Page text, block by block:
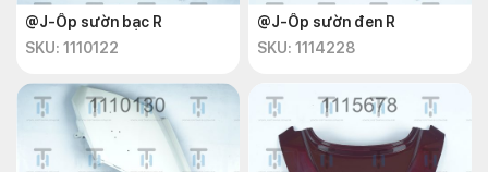
@J-Ốp sườn bạc R
SKU: 1110122
@J-Ốp sườn đen R
SKU: 1114228